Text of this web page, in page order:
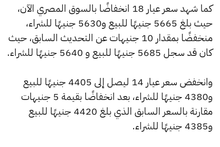
كما شهد سعر عيار 18 انخفاضًا بالسوق المصري الآن،
حيث بلغ 5665 جنيهًا للبيع و5630 جنيهًا للشراء،
منخفضًا بمقدار 10 جنيهات عن التحديث السابق، حيث
كان قد سجل 5685 جنيهًا للبيع و 5640 جنيهًا للشراء.
وانخفض سعر عيار 14 ليصل إلى 4405 جنيهًا للبيع
و4380 جنيهًا للشراء، بعد انخفاضًا بقيمة 5 جنيهات
مقارنة بالسعر السابق الذي بلغ 4420 جنيهًا للبيع
و4385 جنيهًا للشراء.